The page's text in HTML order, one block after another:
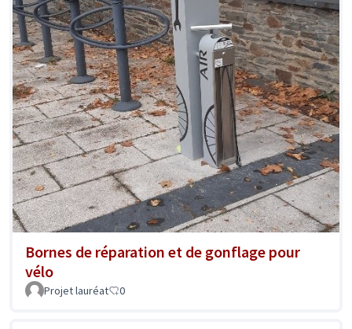
Bornes de réparation et de gonflage pour
vélo
Projet lauréat 0